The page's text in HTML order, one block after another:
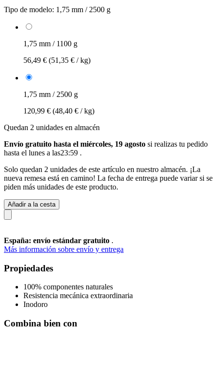
Tipo de modelo: 1,75 mm / 2500 g
1,75 mm / 1100 g
56,49 € (51,35 € / kg)
1,75 mm / 2500 g
120,99 € (48,40 € / kg)
Quedan 2 unidades en almacén
Envío gratuito hasta el miércoles, 19 agosto si realizas tu pedido
hasta el lunes a las23:59 .
Solo quedan 2 unidades de este artículo en nuestro almacén. ¡La
nueva remesa está en camino! La fecha de entrega puede variar si se
piden más unidades de este producto.
Añadir a la cesta
España: envío estándar gratuito .
Más información sobre envío y entrega
Propiedades
100% componentes naturales
Resistencia mecánica extraordinaria
Inodoro
Combina bien con